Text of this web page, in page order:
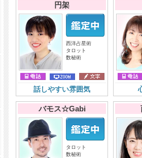
円架
西洋占星術
タロット
数秘術
話しやすい雰囲気
バモス☆Gabi
タロット
数秘術